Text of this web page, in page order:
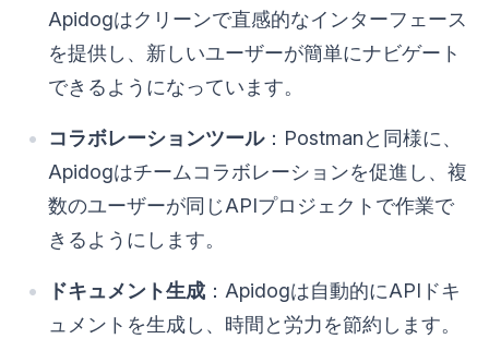
Apidogはクリーンで直感的なインターフェース
を提供し、新しいユーザーが簡単にナビゲート
できるようになっています。
コラボレーションツール：Postmanと同様に、
Apidogはチームコラボレーションを促進し、複
数のユーザーが同じAPIプロジェクトで作業で
きるようにします。
ドキュメント生成 ：Apidogは自動的にAPIドキ
ュメントを生成し、時間と労力を節約します。